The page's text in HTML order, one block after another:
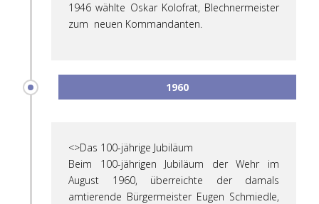
1946 wählte Oskar Kolofrat, Blechnermeister
zum neuen Kommandanten.
1960
<>Das 100-jährige Jubiläum
Beim 100-jährigen Jubiläum der Wehr im
August 1960, überreichte der damals
amtierende Bürgermeister Eugen Schmiedle,